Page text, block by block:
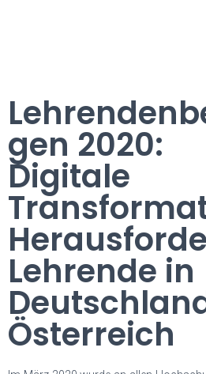
gen 2020:
Digitale
Lehrende in
Österreich